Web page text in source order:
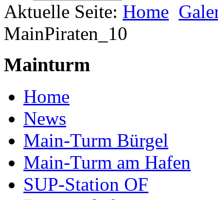
Aktuelle Seite: Home
MainPiraten_10
Mainturm
Home
News
Main-Turm Bürgel
Main-Turm am Hafen
SUP-Station OF